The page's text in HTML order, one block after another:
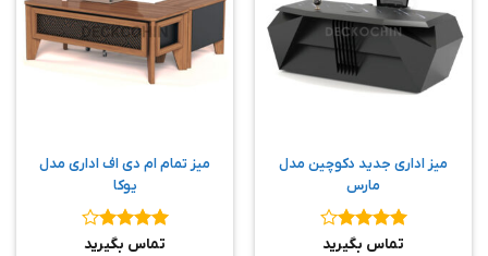
میز اداری جدید دکوچین مدل
مارس
نمره ۴
تماس بگیرید
میز تمام ام دی اف اداری مدل
یوکا
نمره ۴
تماس بگیرید